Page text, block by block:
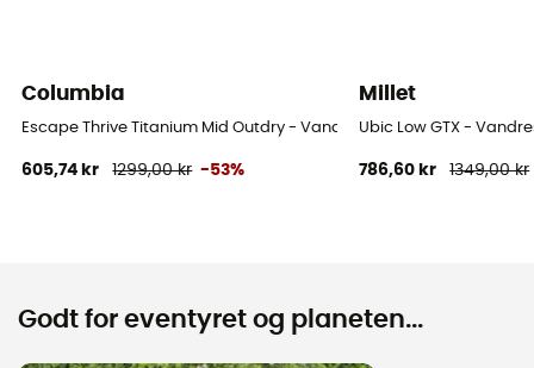
Columbia
Escape Thrive Titanium Mid Outdry - Vandresko - Herrer
605,74 kr 1299,00 kr -53%
Millet
Ubic Low GTX -
786,60 kr 1349,00 kr
Godt for eventyret og planeten...